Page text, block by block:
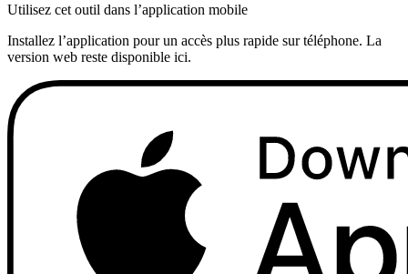
Utilisez cet outil dans l’application mobile
Installez l’application pour un accès plus rapide sur téléphone. La
version web reste disponible ici.